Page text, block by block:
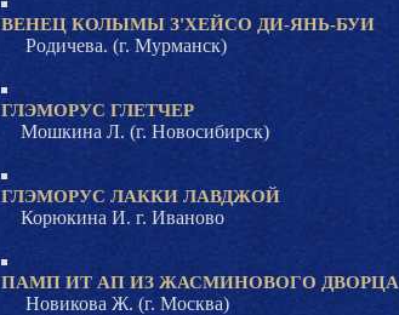
ВЕНЕЦ КОЛЫМЫ З'ХЕЙСО ДИ-ЯНЬ-БУИ
Родичева. (г. Мурманск)
ГЛЭМОРУС ГЛЕТЧЕР
Мошкина Л. (г. Новосибирск)
ГЛЭМОРУС ЛАККИ ЛАВДЖОЙ
Корюкина И. г. Иваново
ПАМП ИТ АП ИЗ ЖАСМИНОВОГО ДВОРЦА
Новикова Ж. (г. Москва)